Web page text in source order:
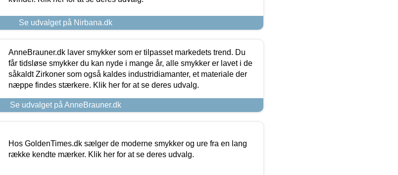
Se udvalget på Nirbana.dk
AnneBrauner.dk laver smykker som er tilpasset markedets trend. Du
får tidsløse smykker du kan nyde i mange år, alle smykker er lavet i de
såkaldt Zirkoner som også kaldes industridiamanter, et materiale der
næppe findes stærkere. Klik her for at se deres udvalg.
Se udvalget på AnneBrauner.dk
Hos GoldenTimes.dk sælger de moderne smykker og ure fra en lang
række kendte mærker. Klik her for at se deres udvalg.